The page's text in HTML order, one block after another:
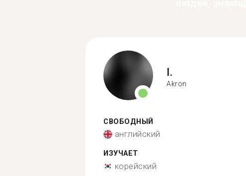
I.
Akron
СВОБОДНЫЙ
английский
ИЗУЧАЕТ
корейский